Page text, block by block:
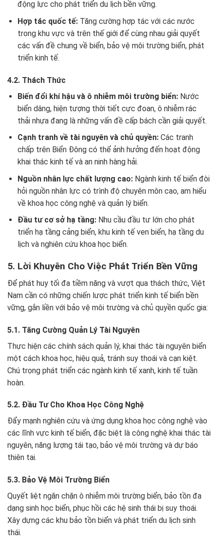
động lực cho phát triển du lịch bền vững.
Hợp tác quốc tế:Tăng cường hợp tác với các nước
trong khu vực và trên thế giới để cùng nhau giải quyết
các vấn đề chung về biển, bảo vệ môi trường biển, phát
triển kinh tế.
4.2. Thách Thức
Biến đổi khí hậu và ô nhiễm môi trường biển:Nước
biển dâng, hiện tượng thời tiết cực đoan, ô nhiễm rác
thải nhựa đang là những vấn đề cấp bách cần giải quyết.
Cạnh tranh về tài nguyên và chủ quyền:Các tranh
chấp trên Biển Đông có thể ảnh hưởng đến hoạt động
khai thác kinh tế và an ninh hàng hải.
Nguồn nhân lực chất lượng cao:Ngành kinh tế biển đòi
hỏi nguồn nhân lực có trình độ chuyên môn cao, am hiểu
về khoa học công nghệ và quản lý biển.
Đầu tư cơ sở hạ tầng:Nhu cầu đầu tư lớn cho phát
triển hạ tầng cảng biển, khu kinh tế ven biển, hạ tầng du
lịch và nghiên cứu khoa học biển.
5. Lời Khuyên Cho Việc Phát Triển Bền Vững
Để phát huy tối đa tiềm năng và vượt qua thách thức, Việt
Nam cần có những chiến lược phát triển kinh tế biển bền
vững, gắn liền với bảo vệ môi trường và chủ quyền quốc gia:
5.1. Tăng Cường Quản Lý Tài Nguyên
Thực hiện các chính sách quản lý, khai thác tài nguyên biển
một cách khoa học, hiệu quả, tránh suy thoái và cạn kiệt.
Chú trọng phát triển các ngành kinh tế xanh, kinh tế tuần
hoàn.
5.2. Đầu Tư Cho Khoa Học Công Nghệ
Đẩy mạnh nghiên cứu và ứng dụng khoa học công nghệ vào
các lĩnh vực kinh tế biển, đặc biệt là công nghệ khai thác tài
nguyên, năng lượng tái tạo, bảo vệ môi trường và dự báo
thiên tai.
5.3. Bảo Vệ Môi Trường Biển
Quyết liệt ngăn chặn ô nhiễm môi trường biển, bảo tồn đa
dạng sinh học biển, phục hồi các hệ sinh thái bị suy thoái.
Xây dựng các khu bảo tồn biển và phát triển du lịch sinh
thái.